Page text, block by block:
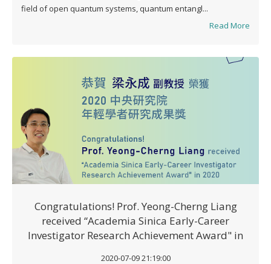
field of open quantum systems, quantum entangl...
Read More
Congratulations! Prof. Yeong-Cherng Liang
received “Academia Sinica Early-Career
Investigator Research Achievement Award" in
2020-07-09 21:19:00